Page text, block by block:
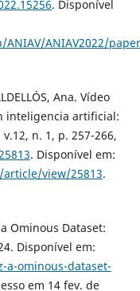
. Disponível
ANIAV2022/
Ana. Vídeo
inteligencia artificial:
n. 1, p. 257-266,
. Disponível em:
view/25813.
Ominous Dataset:
Disponível em:
a-ominous-dataset-
em 14 fev. de